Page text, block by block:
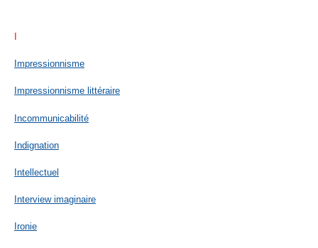
Impressionnisme
Impressionnisme littéraire
Incommunicabilité
Indignation
Intellectuel
Interview imaginaire
Ironie